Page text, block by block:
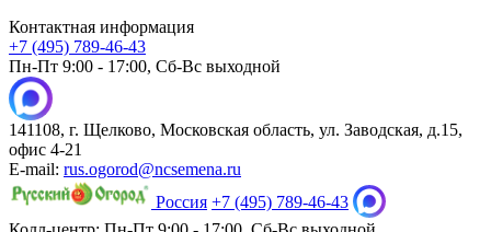
Контактная информация
+7 (495) 789-46-43
Пн-Пт 9:00 - 17:00, Сб-Вс выходной
141108, г. Щелково, Московская область, ул. Заводская, д.15,
офис 4-21
E-mail: rus.ogorod@ncsemena.ru
Россия +7 (495) 789-46-43